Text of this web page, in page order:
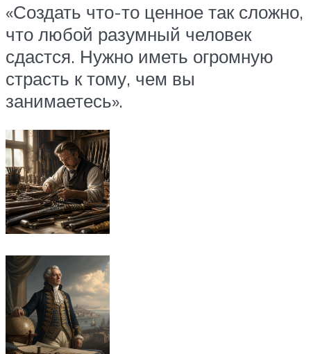
«Создать что-то ценное так сложно,
что любой разумный человек
сдастся. Нужно иметь огромную
страсть к тому, чем вы
занимаетесь».